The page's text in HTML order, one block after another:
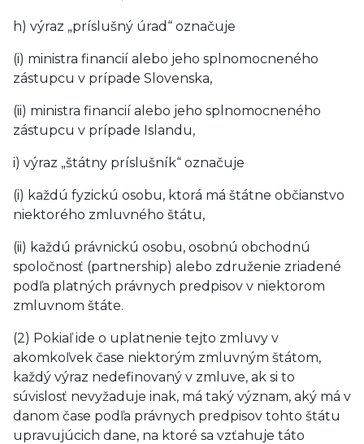
h) výraz „príslušný úrad“ označuje
(i) ministra financií alebo jeho splnomocneného
zástupcu v prípade Slovenska,
(ii) ministra financií alebo jeho splnomocneného
zástupcu v prípade Islandu,
i) výraz „štátny príslušník“ označuje
(i) každú fyzickú osobu, ktorá má štátne občianstvo
niektorého zmluvného štátu,
(ii) každú právnickú osobu, osobnú obchodnú
spoločnosť (partnership) alebo združenie zriadené
podľa platných právnych predpisov v niektorom
zmluvnom štáte.
(2) Pokiaľ ide o uplatnenie tejto zmluvy v
akomkoľvek čase niektorým zmluvným štátom,
každý výraz nedefinovaný v zmluve, ak si to
súvislosť nevyžaduje inak, má taký význam, aký má v
danom čase podľa právnych predpisov tohto štátu
upravujúcich dane, na ktoré sa vzťahuje táto